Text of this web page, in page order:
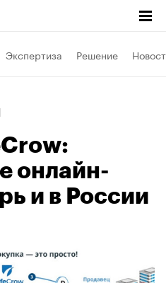
Экспертиза Решение
онлайн-
и в России